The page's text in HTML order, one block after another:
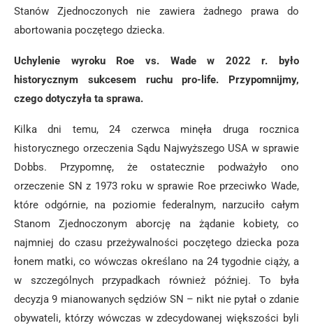
Stanów Zjednoczonych nie zawiera żadnego prawa do
abortowania poczętego dziecka.
Uchylenie wyroku Roe vs. Wade w 2022 r. było
historycznym sukcesem ruchu pro-life. Przypomnijmy,
czego dotyczyła ta sprawa.
Kilka dni temu, 24 czerwca minęła druga rocznica
historycznego orzeczenia Sądu Najwyższego USA w sprawie
Dobbs. Przypomnę, że ostatecznie podważyło ono
orzeczenie SN z 1973 roku w sprawie Roe przeciwko Wade,
które odgórnie, na poziomie federalnym, narzuciło całym
Stanom Zjednoczonym aborcję na żądanie kobiety, co
najmniej do czasu przeżywalności poczętego dziecka poza
łonem matki, co wówczas określano na 24 tygodnie ciąży, a
w szczególnych przypadkach również później. To była
decyzja 9 mianowanych sędziów SN – nikt nie pytał o zdanie
obywateli, którzy wówczas w zdecydowanej większości byli